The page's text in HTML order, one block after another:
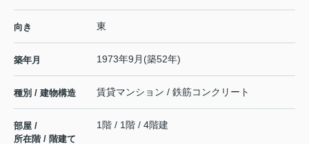
向き 東
築年月 1973年9月(築52年)
種別 / 建物構造 賃貸マンション / 鉄筋コンクリート
部屋 /
所在階 / 階建て
1階 / 1階 / 4階建